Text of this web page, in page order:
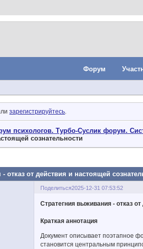
Форум
зарегистрируйтесь
психологов. Турбо-Суслик форум.
сознательности
отказ от действия и настоящей
Поделиться2025-12-31 07:53:52
Стратегния выживания - отказ
Краткая аннотация
Документ описывает поэтапное
становится центральным